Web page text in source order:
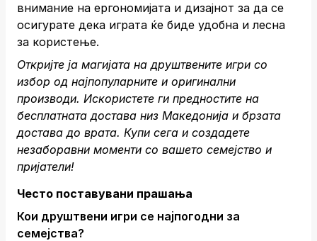
внимание на ергономијата и дизајнот за да се
осигурате дека играта ќе биде удобна и лесна
за користење.
Откријте ја магијата на друштвените игри со
избор од најпопуларните и оригинални
производи. Искористете ги предностите на
бесплатната достава низ Македонија и брзата
достава до врата. Купи сега и создадете
незаборавни моменти со вашето семејство и
пријатели!
Често поставувани прашања
Кои друштвени игри се најпогодни за
семејства?